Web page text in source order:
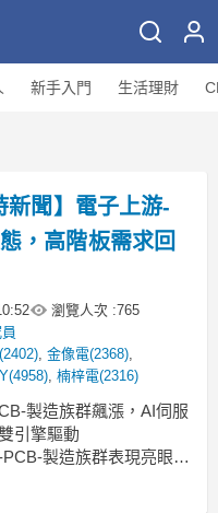
新手入門 生活理財
新聞】電子上游-
，高階板需求回
瀏覽人次 :765
,金像電(2368),
,楠梓電(2316)
製造族群飆漲，AI伺服
引擎驅動
製造族群表現亮眼，
，多檔指標股如台